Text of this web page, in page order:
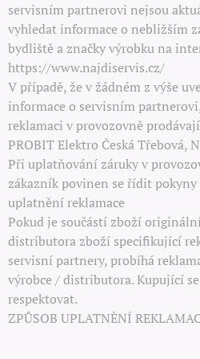
servisním partnerovi nejsou
vyhledat informace o nebližším
bydliště a značky výrobku na
https://www.najdiservis.cz/
V případě, že v žádném z výše
informace o servisním
reklamaci v provozovně
PROBIT Elektro Česká Třebová,
Při uplatňování záruky v
zákazník povinen se řídit
uplatnění reklamace
Pokud je součástí zboží
distributora zboží specifikující
servisní partnery, probíhá
výrobce / distributora. Kupující
respektovat.
ZPŮSOB UPLATNĚNÍ